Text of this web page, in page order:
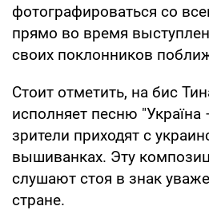
фотографироваться со
прямо во время
своих поклонников
Стоит отметить, на бис
исполняет песню "Україна
зрители приходят с
вышиванках. Эту
слушают стоя в знак
стране.